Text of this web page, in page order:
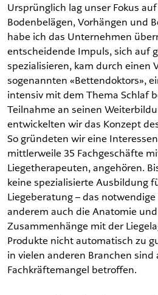
Ursprünglich lag unser Fokus
Bodenbelägen, Vorhängen und
habe ich das Unternehmen
entscheidende Impuls, sich auf
spezialisieren, kam durch einen
sogenannten «Bettendoktors»,
intensiv mit dem Thema Schlaf
Teilnahme an seinen
entwickelten wir das Konzept
So gründeten wir eine
mittlerweile 35 Fachgeschäfte
Liegetherapeuten, angehören.
keine spezialisierte Ausbildung
Liegeberatung – das
anderem auch die Anatomie
Zusammenhänge mit der
Produkte nicht automatisch zu
in vielen anderen Branchen sind
Fachkräftemangel betroffen.